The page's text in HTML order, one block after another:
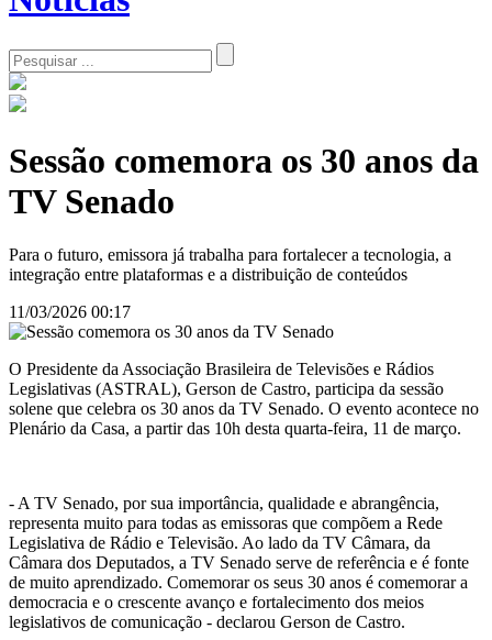
Sessão comemora os 30 anos da
TV Senado
Para o futuro, emissora já trabalha para fortalecer a tecnologia, a
integração entre plataformas e a distribuição de conteúdos
11/03/2026 00:17
O Presidente da Associação Brasileira de Televisões e Rádios
Legislativas (ASTRAL), Gerson de Castro, participa da sessão
solene que celebra os 30 anos da TV Senado. O evento acontece no
Plenário da Casa, a partir das 10h desta quarta-feira, 11 de março.
- A TV Senado, por sua importância, qualidade e abrangência,
representa muito para todas as emissoras que compõem a Rede
Legislativa de Rádio e Televisão. Ao lado da TV Câmara, da
Câmara dos Deputados, a TV Senado serve de referência e é fonte
de muito aprendizado. Comemorar os seus 30 anos é comemorar a
democracia e o crescente avanço e fortalecimento dos meios
legislativos de comunicação - declarou Gerson de Castro.